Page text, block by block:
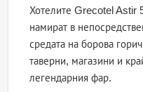
Хотелите Grecotel Astir
намират в
средата на борова
таверни, магазини и
легендарния фар.